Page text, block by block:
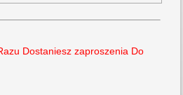
Dostaniesz zaproszenia Do